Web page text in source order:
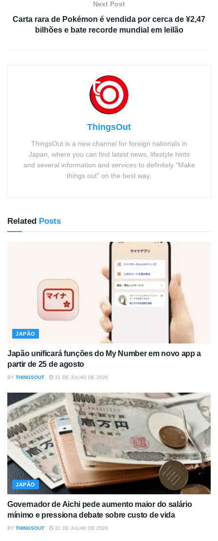
Next Post
Carta rara de Pokémon é vendida por cerca de ¥2,47
bilhões e bate recorde mundial em leilão
ThingsOut
ThingsOut is a new channel for foreign nationals in
Japan, where you can find latest news, lifestyle hints
and several information and services to definitely "Make
things out" on the best way.
Related Posts
JAPÃO
Japão unificará funções do My Number em novo app a
partir de 25 de agosto
BY THINGSOUT 31 DE JULHO DE 2026
JAPÃO
Governador de Aichi pede aumento maior do salário
mínimo e pressiona debate sobre custo de vida
BY THINGSOUT 31 DE JULHO DE 2026